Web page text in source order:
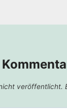
veröffentlicht.